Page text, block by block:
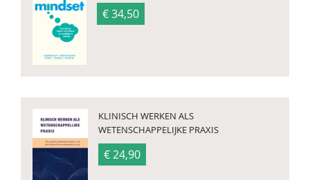
€ 34,50
KLINISCH WERKEN ALS
WETENSCHAPPELIJKE PRAXIS
€ 24,90